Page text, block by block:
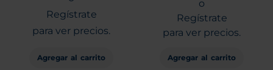
Regístrate
para ver precios.
Agregar al carrito
o
Regístrate
para ver precios.
Agregar al carrito